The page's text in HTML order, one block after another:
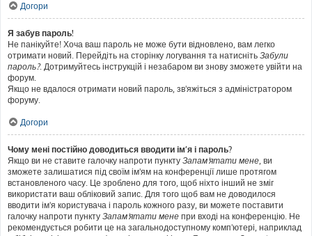
Догори
Я забув пароль!
Не панікуйте! Хоча ваш пароль не може бути відновлено, вам легко
отримати новий. Перейдіть на сторінку логування та натисніть Забули
пароль?. Дотримуйтесь інструкцій і незабаром ви знову зможете увійти на
форум.
Якщо не вдалося отримати новий пароль, зв'яжіться з адміністратором
форуму.
Догори
Чому мені постійно доводиться вводити ім’я і пароль?
Якщо ви не ставите галочку напроти пункту Запам'ятати мене, ви
зможете залишатися під своїм ім'ям на конференції лише протягом
встановленого часу. Це зроблено для того, щоб ніхто інший не зміг
використати ваш обліковий запис. Для того щоб вам не доводилося
вводити ім'я користувача і пароль кожного разу, ви можете поставити
галочку напроти пункту Запам'ятати мене при вході на конференцію. Не
рекомендується робити це на загальнодоступному комп'ютері, наприклад